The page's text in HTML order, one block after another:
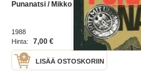
Punanatsi / Mikko Laaksonen
1988
Hinta:
7,00 €
LISÄÄ OSTOSKORIIN